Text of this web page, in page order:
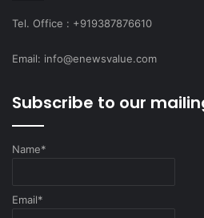
Tel. Office : +919387876610
Email: info@enewsvalue.com
Subscribe to our
Name*
Email*